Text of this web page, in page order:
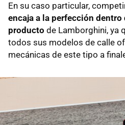
En su caso particular,
encaja a la perfección dentro
producto de Lamborghini, ya
todos sus modelos de calle
mecánicas de este tipo a